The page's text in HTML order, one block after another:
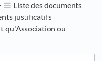
​Liste des documents
justificatifs
qu'Association ou